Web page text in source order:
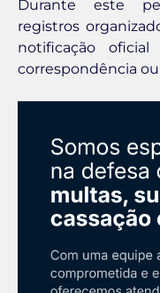
Durante este
registros
notificação
correspondência